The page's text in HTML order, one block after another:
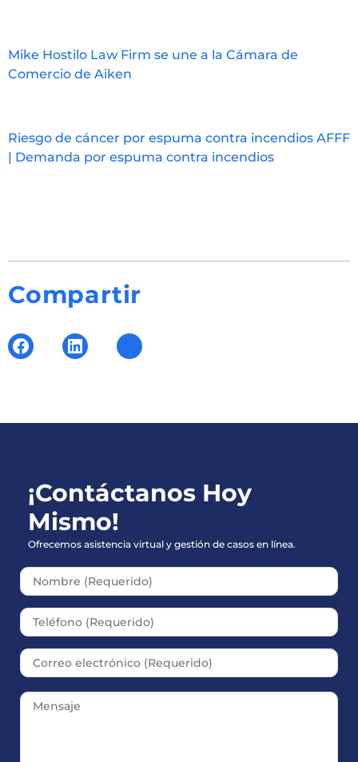
Mike Hostilo Law Firm se une a la Cámara de
Comercio de Aiken
Riesgo de cáncer por espuma contra incendios AFFF
| Demanda por espuma contra incendios
Compartir
¡Contáctanos Hoy
Mismo!
Ofrecemos asistencia virtual y gestión de casos en línea.
Please leave this field